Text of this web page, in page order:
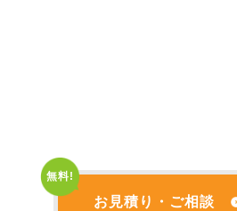
お見積り・ご相談